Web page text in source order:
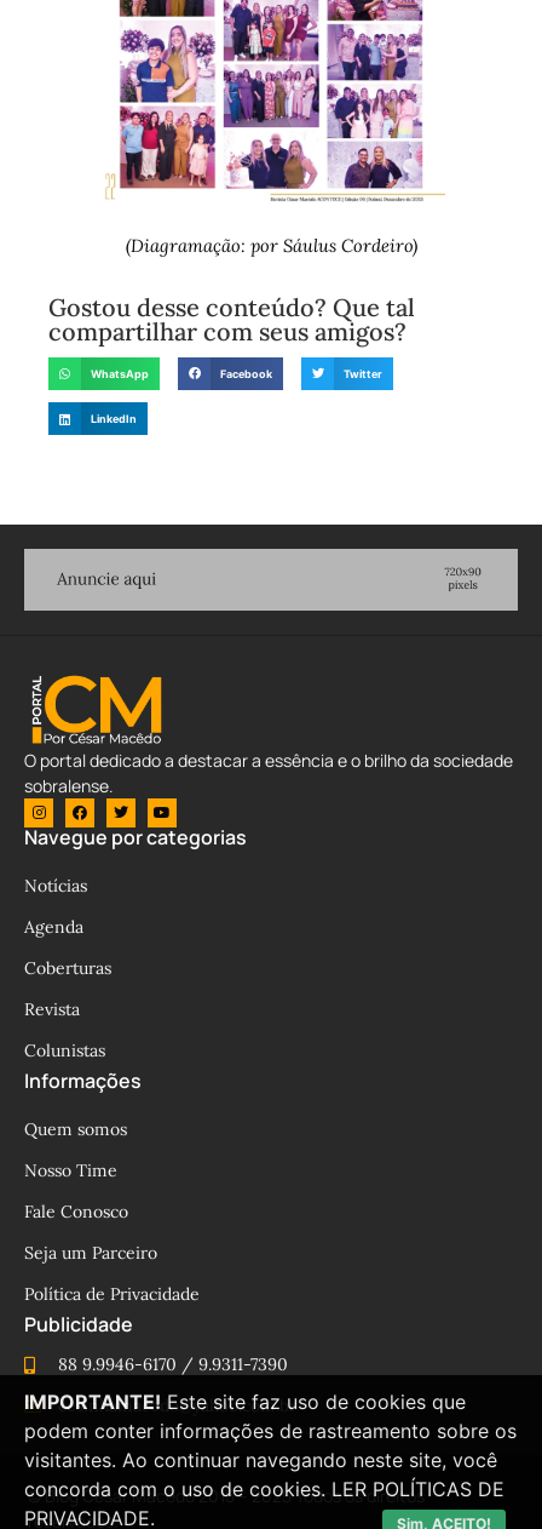
(Diagramação: por Sáulus Cordeiro)
Gostou desse conteúdo? Que tal
compartilhar com seus amigos?
WhatsApp Facebook Twitter
LinkedIn
O portal dedicado a destacar a essência e o brilho da sociedade
sobralense.
Navegue por categorias
Notícias
Agenda
Coberturas
Revista
Colunistas
Informações
Quem somos
Nosso Time
Fale Conosco
Seja um Parceiro
Política de Privacidade
Publicidade
88 9.9946-6170 / 9.9311-7390
cesinhamacedo@yahoo.com.br
© Blog César Macêdo 2015 – 2025 Todos os direitos
reservados.
IMPORTANTE! Este site faz uso de cookies que
podem conter informações de rastreamento sobre os
visitantes. Ao continuar navegando neste site, você
concorda com o uso de cookies. LER POLÍTICAS DE
PRIVACIDADE.
Sim, ACEITO!